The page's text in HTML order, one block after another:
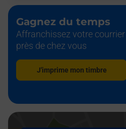
Gagnez du temps
Affranchissez votre courrier
près de chez vous
J'imprime mon timbre